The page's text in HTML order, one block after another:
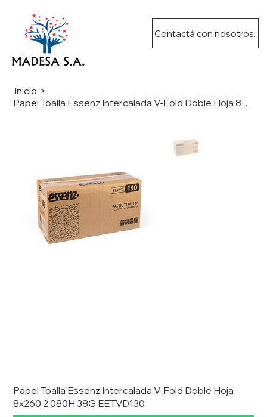
Contactá con nosotros.
Inicio >
Papel Toalla Essenz Intercalada V-Fold Doble Hoja 8x260 2.080H 38G EETVD130
Papel Toalla Essenz Intercalada V-Fold Doble Hoja
8x260 2.080H 38G EETVD130